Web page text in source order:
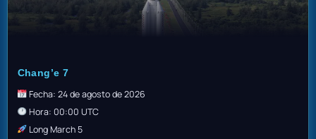
Chang’e 7
Fecha: 24 de agosto de 2026
Hora: 00:00 UTC
Long March 5